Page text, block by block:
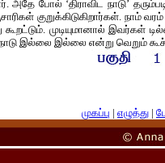
போல் ‘திராவிட நாடு’
குறுக்கிடுகிறார்கள். நாம்
கூறட்டும். முடியுமானால் இவர்கள்
நாடு இல்லை இல்லை என்று வெறும்
முகப்பு | எழுத்து |